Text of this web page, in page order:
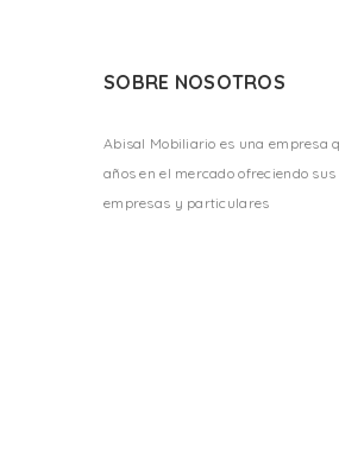
SOBRE NOSOTROS
Abisal Mobiliario es una empresa
años en el mercado ofreciendo
empresas y particulares